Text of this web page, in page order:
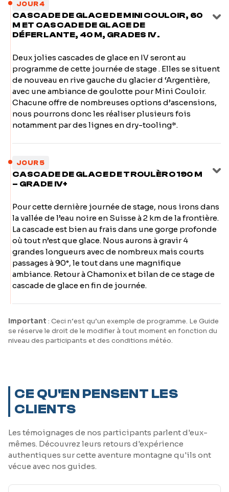
JOUR 4
CASCADE DE GLACE DE MINI COULOIR, 60
M ET CASCADE DE GLACE DE
DÉFERLANTE, 40 M, GRADES IV.
Deux jolies cascades de glace en IV seront au
programme de cette journée de stage . Elles se situent
de nouveau en rive gauche du glacier d ‘Argentière,
avec une ambiance de goulotte pour Mini Couloir.
Chacune offre de nombreuses options d’ascensions,
nous pourrons donc les réaliser plusieurs fois
notamment par des lignes en dry-tooling*.
JOUR 5
CASCADE DE GLACE DE TROULÈRO 190 M
– GRADE IV+
Pour cette dernière journée de stage, nous irons dans
la vallée de l’eau noire en Suisse à 2 km de la frontière.
La cascade est bien au frais dans une gorge profonde
où tout n’est que glace. Nous aurons à gravir 4
grandes longueurs avec de nombreux mais courts
passages à 90°, le tout dans une magnifique
ambiance. Retour à Chamonix et bilan de ce stage de
cascade de glace en fin de journée.
Important : Ceci n‘est qu’un exemple de programme. Le Guide
se réserve le droit de le modifier à tout moment en fonction du
niveau des participants et des conditions météo.
CE QU'EN PENSENT LES
CLIENTS
Les témoignages de nos participants parlent d'eux-
mêmes. Découvrez leurs retours d'expérience
authentiques sur cette aventure montagne qu'ils ont
vécue avec nos guides.